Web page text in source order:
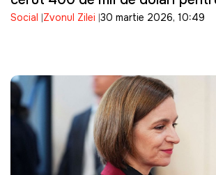
unei decizii într-un dosar penal
Social Zvonul Zilei 30 martie 2026, 10:49